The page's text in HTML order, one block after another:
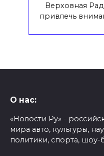
Верховная
привлечь
О нас:
«Новости Ру» -
мира авто, культуры,
политики, спорта, шоу-